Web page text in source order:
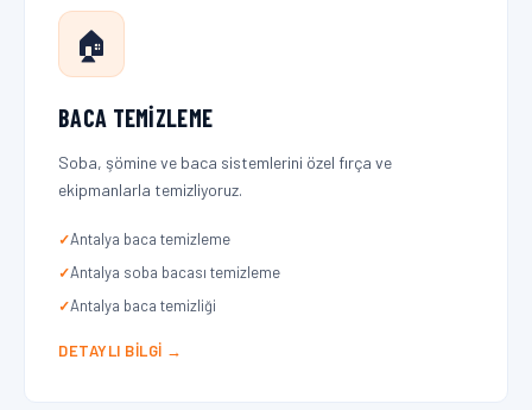
🏠
BACA TEMIZLEME
Soba, şömine ve baca sistemlerini özel fırça ve
ekipmanlarla temizliyoruz.
Antalya baca temizleme
Antalya soba bacası temizleme
Antalya baca temizliği
DETAYLI BILGI →